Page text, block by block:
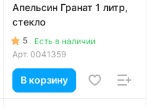
Апельсин Гранат 1 литр,
стекло
5
Есть в наличии
Арт. 0041359
В корзину